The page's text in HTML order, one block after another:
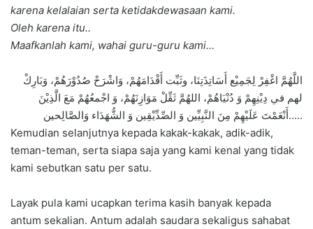
karena kelalaian serta ketidakdewasaan kami.
Oleh karena itu..
Maafkanlah kami, wahai guru-guru kami…
لهم في دِيْنِهِمْ وَ دُنْيَاهُمْ، اللهُمَّ ثَقِّلْ مَوَازِنَهُمْ، وَ اجْمعُهُمْ مَعَ الَّذِيْنَ
أَنْعَمْتَ عَلَيْهِمْ مِنَ النَّبِيِّين وَ الصِّدِّيْقِين وَ الشُّهَدَاء وَالصَّالِحين…..
Kemudian selanjutnya kepada kakak-kakak, adik-adik,
teman-teman, serta siapa saja yang kami kenal yang tidak
kami sebutkan satu per satu.
Layak pula kami ucapkan terima kasih banyak kepada
antum sekalian. Antum adalah saudara sekaligus sahabat